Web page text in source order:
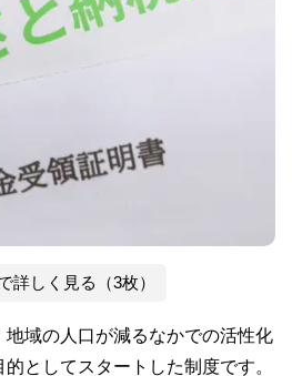
詳しく見る（3枚）
域の人口が減るなかでの活性化
としてスタートした制度です。